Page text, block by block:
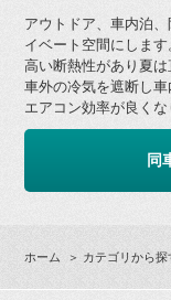
アウトドア、車内泊
イベート空間にします
高い断熱性があり夏
車外の冷気を遮断し車
エアコン効率が良く
同
ホーム ＞ カテゴリから探